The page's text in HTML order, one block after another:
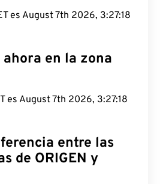
es August 7th 2026, 3:27:19
ahora en la zona
es August 7th 2026, 3:27:19
entre las
de ORIGEN y